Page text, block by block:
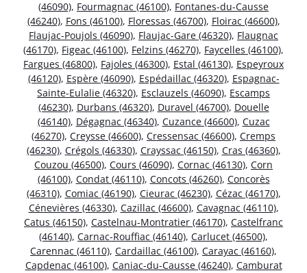
(46090), Fourmagnac (46100), Fontanes-du-Causse
(46240), Fons (46100), Floressas (46700), Floirac (46600),
Flaujac-Poujols (46090), Flaujac-Gare (46320), Flaugnac
(46170), Figeac (46100), Felzins (46270), Faycelles (46100),
Fargues (46800), Fajoles (46300), Estal (46130), Espeyroux
(46120), Espère (46090), Espédaillac (46320), Espagnac-
Sainte-Eulalie (46320), Esclauzels (46090), Escamps
(46230), Durbans (46320), Duravel (46700), Douelle
(46140), Dégagnac (46340), Cuzance (46600), Cuzac
(46270), Creysse (46600), Cressensac (46600), Cremps
(46230), Crégols (46330), Crayssac (46150), Cras (46360),
Couzou (46500), Cours (46090), Cornac (46130), Corn
(46100), Condat (46110), Concots (46260), Concorès
(46310), Comiac (46190), Cieurac (46230), Cézac (46170),
Cénevières (46330), Cazillac (46600), Cavagnac (46110),
Catus (46150), Castelnau-Montratier (46170), Castelfranc
(46140), Carnac-Rouffiac (46140), Carlucet (46500),
Carennac (46110), Cardaillac (46100), Carayac (46160),
Capdenac (46100), Caniac-du-Causse (46240), Camburat